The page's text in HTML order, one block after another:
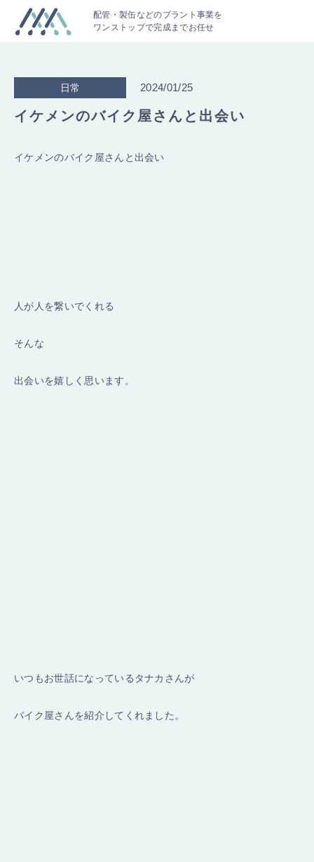
配管・製缶などのプラント事業を
ワンストップで完成までお任せ
日常 2024/01/25
イケメンのバイク屋さんと出会い
イケメンのバイク屋さんと出会い
人が人を繋いでくれる
そんな
出会いを嬉しく思います。
いつもお世話になっているタナカさんが
バイク屋さんを紹介してくれました。